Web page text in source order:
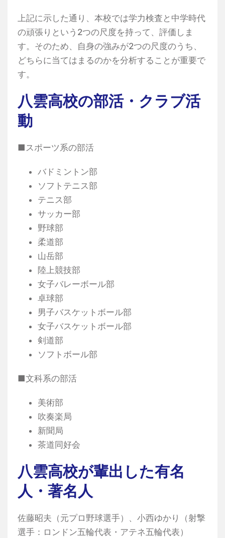
上記に示した通り、本校では学力検査と中学時代
の頑張りという2つの尺度を持って、評価しま
す。そのため、自身の強みが2つの尺度のうち、
どちらに当てはまるのかを分析することが重要で
す。
八雲高校の部活・クラブ活
動
■スポーツ系の部活
バドミントン部
ソフトテニス部
テニス部
サッカー部
野球部
柔道部
山岳部
陸上競技部
女子バレーボール部
卓球部
男子バスケットボール部
女子バスケットボール部
剣道部
ソフトボール部
■文科系の部活
美術部
吹奏楽局
新聞局
茶道同好会
八雲高校が輩出した有名
人・著名人
佐藤昭夫（元プロ野球選手）、小西ゆかり（射撃
選手：ロンドン五輪代表・アテネ五輪代表）